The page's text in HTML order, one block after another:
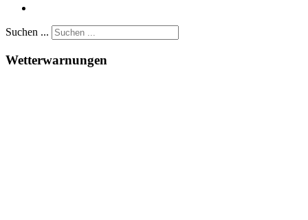
Suchen ...
Wetterwarnungen